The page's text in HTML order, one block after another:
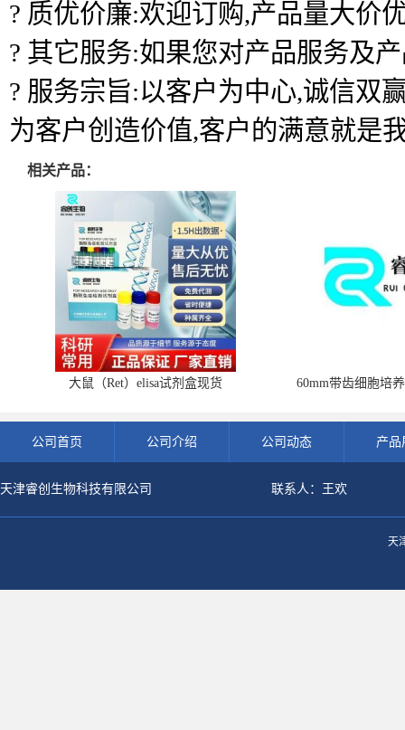
? 质优价廉:欢迎订购,产品量大价
? 其它服务:如果您对产品服务及
? 服务宗旨:以客户为中心,诚信双
为客户创造价值,客户的满意就是
相关产品：
大鼠（Ret）elisa试剂盒现货 60mm带齿细胞培
公司首页 公司介绍 公司动态 产品
天津睿创生物科技有限公司 联系人：王欢
天